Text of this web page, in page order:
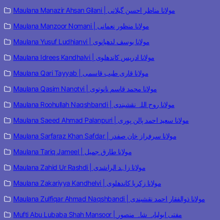
Maulana Manazir Ahsan Gilani | مولانا مناظر احسن گیلانی
Maulana Manzoor Nomani | مولانا منظور نعمانی
Maulana Yusuf Ludhianvi | مولانا یوسف لدھیانوی
Maulana Idrees Kandhalvi | مولانا ادریس کاندھلوی
Maulana Qari Tayyab | مولانا قاری طیب قاسمی
Maulana Qasim Nanotvi | مولانا محمد قاسم نانوتوی
Maulana Roohullah Naqshbandi | مولانا روح اللہ نقشبندی
Maulana Saeed Ahmad Palanpuri | مولانا سعید احمد پالن پوری
Maulana Sarfaraz Khan Safdar | مولانا سرفراز خان صفدر
Maulana Tariq Jameel | مولانا طارق جمیل
Maulana Zahid Ur Rashdi | مولانا زاہد الراشدی
Maulana Zakariyya Kandhelvi | مولانا زکریا کاندھلوی
Maulana Zulfiqar Ahmad Naqshbandi | مولانا ذوالفقار احمد نقشبندی
Mufti Abu Lubaba Shah Mansoor | مفتی ابولبابہ شاہ منصور